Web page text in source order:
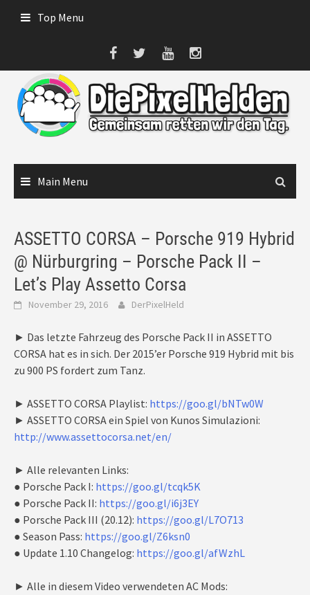
Top Menu
Main Menu
ASSETTO CORSA – Porsche 919 Hybrid
@ Nürburgring – Porsche Pack II –
Let’s Play Assetto Corsa
November 29, 2016 DerPixelHeld
► Das letzte Fahrzeug des Porsche Pack II in ASSETTO
CORSA hat es in sich. Der 2015’er Porsche 919 Hybrid mit bis
zu 900 PS fordert zum Tanz.
► ASSETTO CORSA Playlist: https://goo.gl/bNTw0W
► ASSETTO CORSA ein Spiel von Kunos Simulazioni:
http://www.assettocorsa.net/en/
► Alle relevanten Links:
● Porsche Pack I: https://goo.gl/tcqk5K
● Porsche Pack II: https://goo.gl/i6j3EY
● Porsche Pack III (20.12): https://goo.gl/L7O713
● Season Pass: https://goo.gl/Z6ksn0
● Update 1.10 Changelog: https://goo.gl/afWzhL
► Alle in diesem Video verwendeten AC Mods: